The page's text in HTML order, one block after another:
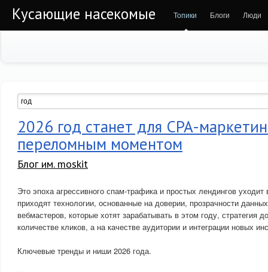
Кусающие насекомые Топики Блоги Люди
2026 год станет для CPA-
переломным моментом
Блог им. moskit
Это эпоха агрессивного спам-трафика и простых лендингов
приходят технологии, основанные на доверии, прозрачности
вебмастеров, которые хотят зарабатывать в этом году, стратегия
количестве кликов, а на качестве аудитории и интеграции новых
Ключевые тренды и ниши 2026 года.